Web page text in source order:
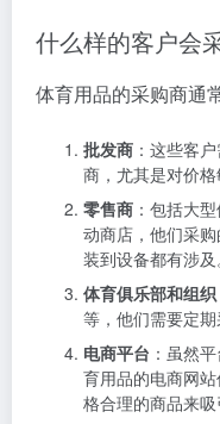
什么样的客户会
体育用品的采购商通
批发商 ：这些客
商，尤其是对价格
零售商 ：包括大
动商店，他们采
装到设备都有涉及
体育俱乐部和组织
等，他们需要定期
电商平台 ：虽然
育用品的电商网
格合理的商品来吸